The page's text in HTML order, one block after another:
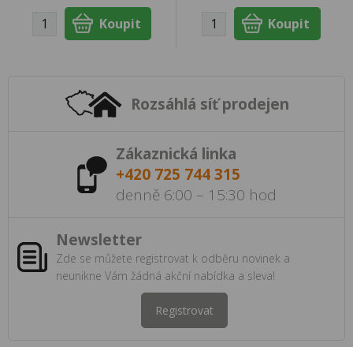
Rozsáhlá síť prodejen
Zákaznická linka
+420 725 744 315
denně 6:00 – 15:30 hod
Newsletter
Zde se můžete registrovat k odběru novinek a
neunikne Vám žádná akční nabídka a sleva!
Registrovat